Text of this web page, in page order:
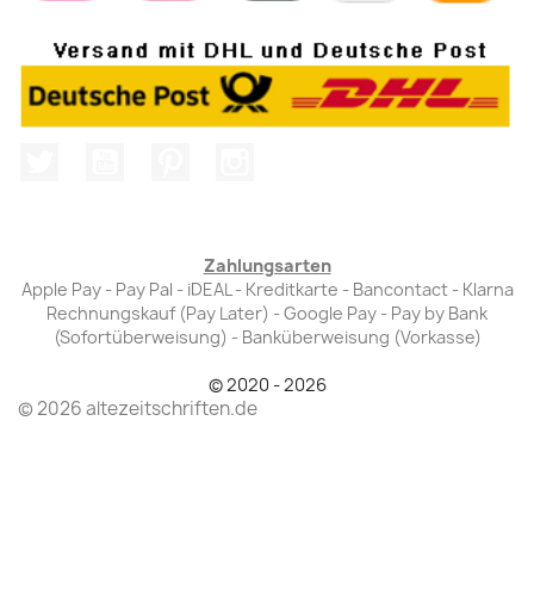
Zahlungsarten
Apple Pay - Pay Pal - iDEAL - Kreditkarte - Bancontact - Klarna
Rechnungskauf (Pay Later) - Google Pay - Pay by Bank
(Sofortüberweisung) - Banküberweisung (Vorkasse)
© 2020 - 2026
© 2026 altezeitschriften.de